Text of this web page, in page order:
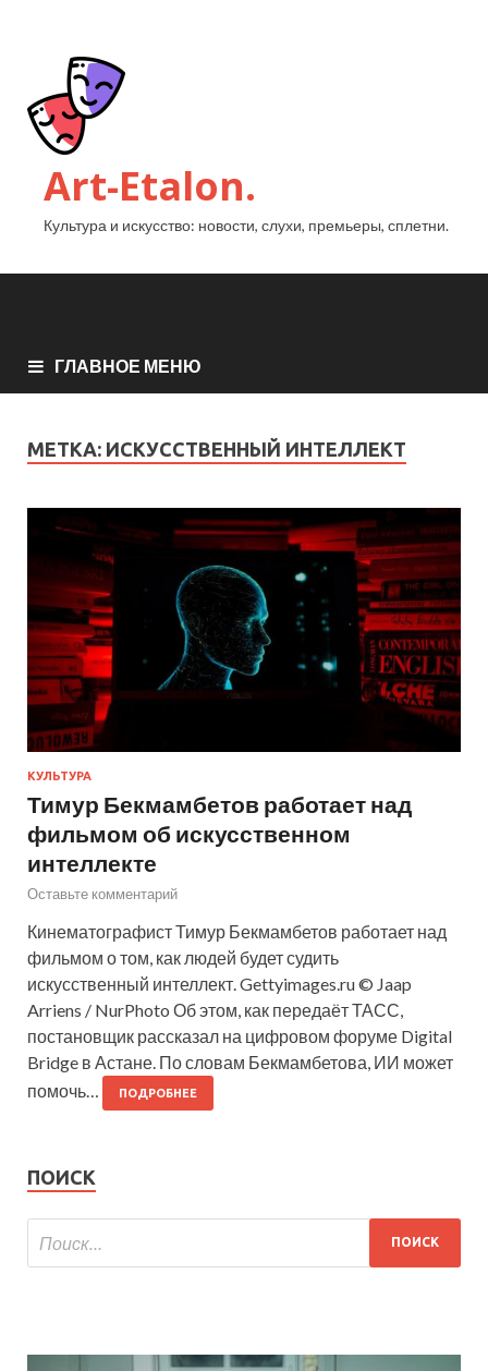
Art-Etalon.
Культура и искусство: новости, слухи, премьеры, сплетни.
ГЛАВНОЕ МЕНЮ
МЕТКА: ИСКУССТВЕННЫЙ ИНТЕЛЛЕКТ
КУЛЬТУРА
Тимур Бекмамбетов работает над
фильмом об искусственном
интеллекте
Оставьте комментарий
Кинематографист Тимур Бекмамбетов работает над
фильмом о том, как людей будет судить
искусственный интеллект. Gettyimages.ru © Jaap
Arriens / NurPhoto Об этом, как передаёт ТАСС,
постановщик рассказал на цифровом форуме Digital
Bridge в Астане. По словам Бекмамбетова, ИИ может
помочь…
ПОДРОБНЕЕ
ПОИСК